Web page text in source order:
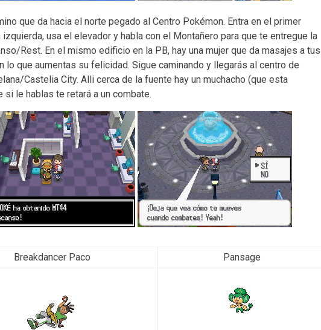
que da hacia el norte pegado al Centro Pokémon. Entra en el primer
usa el elevador y habla con el Montañero para que te entregue la
Rest. En el mismo edificio en la PB, hay una mujer que da masajes a tus
lo que aumentas su felicidad. Sigue caminando y llegarás al centro de
Castelia City. Alli cerca de la fuente hay un muchacho (que esta
si le hablas te retará a un combate.
Breakdancer Paco Pansage